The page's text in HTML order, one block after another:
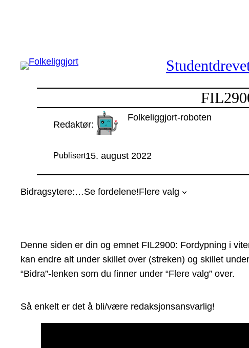
Redaktør:
Folkeliggjort-roboten
Publisert15. august 2022
Bidragsytere:…Se fordelene!Flere valg
Denne siden er din og emnet FIL2900: Fordypning i
kan endre alt under skillet over (streken) og skillet
“Bidra”-lenken som du finner under “Flere valg” over.
Så enkelt er det å bli/være redaksjonsansvarlig!